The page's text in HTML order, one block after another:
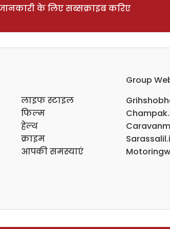
के लिए सब्सक्राइब करिए
लाइफ स्टाइल
फिल्म
हेल्थ
क्राइम
आपकी समस्याएं
Group